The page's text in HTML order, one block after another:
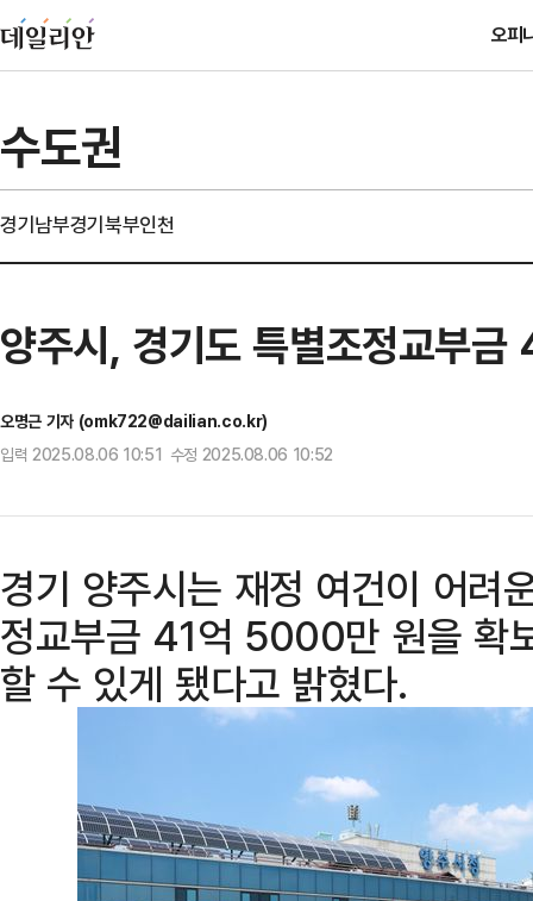
오피
수도권
경기남부경기북부인천
양주시, 경기도 특별조정교부
오명근 기자 (omk722@dailian.co.kr)
입력 2025.08.06 10:51 수정 2025.08.06 10:52
경기 양주시는 재정 여건이 어려
정교부금 41억 5000만 원을 확
할 수 있게 됐다고 밝혔다.